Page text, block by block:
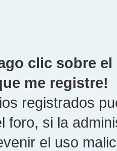
clic sobre
me registre!
registrados
foro, si la
el uso